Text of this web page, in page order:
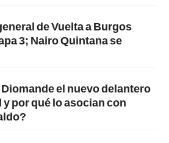
de Vuelta a Burgos
3; Nairo Quintana se
Diomande el nuevo delantero
y por qué lo asocian con